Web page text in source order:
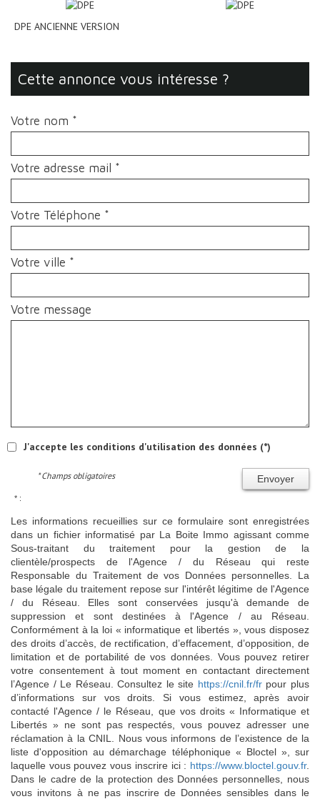
DPE ANCIENNE VERSION
cette annonce vous intéresse ?
Votre nom *
Votre adresse mail *
Votre Téléphone *
Votre ville *
Votre message
J'accepte les conditions d'utilisation des données (*)
Envoyer
* Champs obligatoires
* :
Les informations recueillies sur ce formulaire sont enregistrées
dans un fichier informatisé par La Boite Immo agissant comme
Sous-traitant du traitement pour la gestion de la
clientèle/prospects de l'Agence / du Réseau qui reste
Responsable du Traitement de vos Données personnelles. La
base légale du traitement repose sur l'intérêt légitime de l'Agence
/ du Réseau. Elles sont conservées jusqu'à demande de
suppression et sont destinées à l'Agence / au Réseau.
Conformément à la loi « informatique et libertés », vous disposez
des droits d’accès, de rectification, d’effacement, d’opposition, de
limitation et de portabilité de vos données. Vous pouvez retirer
votre consentement à tout moment en contactant directement
l’Agence / Le Réseau. Consultez le site https://cnil.fr/frpour plus
d’informations sur vos droits. Si vous estimez, après avoir
contacté l'Agence / le Réseau, que vos droits « Informatique et
Libertés » ne sont pas respectés, vous pouvez adresser une
réclamation à la CNIL. Nous vous informons de l’existence de la
liste d'opposition au démarchage téléphonique « Bloctel », sur
laquelle vous pouvez vous inscrire ici : https://www.bloctel.gouv.fr.
Dans le cadre de la protection des Données personnelles, nous
vous invitons à ne pas inscrire de Données sensibles dans le